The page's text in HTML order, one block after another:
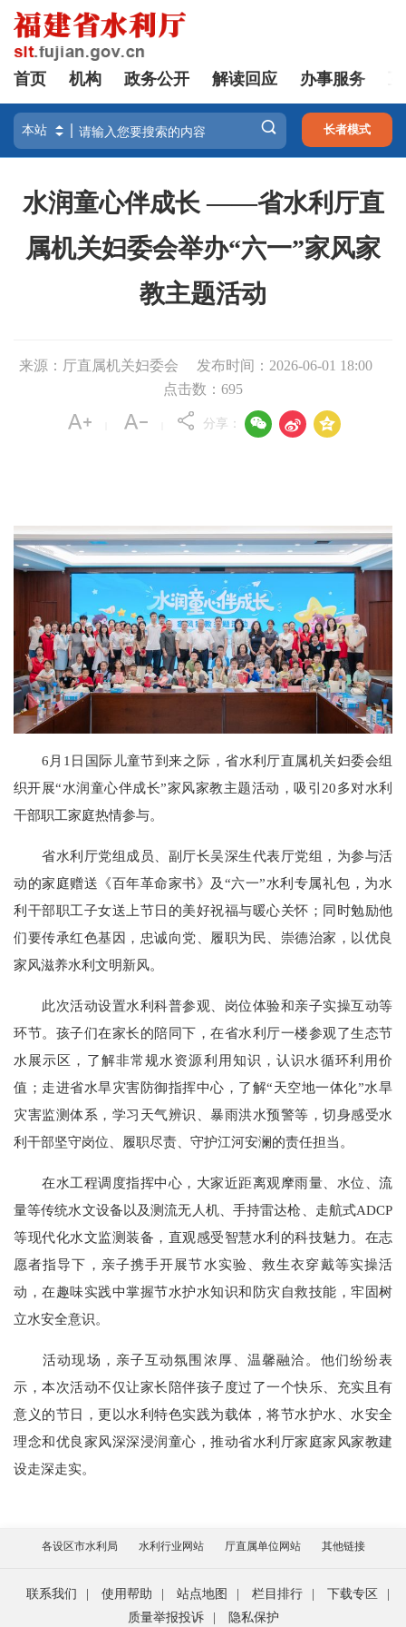
首页 机构 政务公开 解读回应 办事服务
 长者模式
水润童心伴成长 ——省水利厅直
属机关妇委会举办“六一”家风家
教主题活动
来源：厅直属机关妇委会
发布时间：2026-06-01 18:00
点击数： 695
分享：   
6月1日国际儿童节到来之际，省水利厅直属机关妇委会组
织开展“水润童心伴成长”家风家教主题活动，吸引20多对水利
干部职工家庭热情参与。
省水利厅党组成员、副厅长吴深生代表厅党组，为参与活
动的家庭赠送《百年革命家书》及“六一”水利专属礼包，为水
利干部职工子女送上节日的美好祝福与暖心关怀；同时勉励他
们要传承红色基因，忠诚向党、履职为民、崇德治家，以优良
家风滋养水利文明新风。
此次活动设置水利科普参观、岗位体验和亲子实操互动等
环节。孩子们在家长的陪同下，在省水利厅一楼参观了生态节
水展示区，了解非常规水资源利用知识，认识水循环利用价
值；走进省水旱灾害防御指挥中心，了解“天空地一体化”水旱
灾害监测体系，学习天气辨识、暴雨洪水预警等，切身感受水
利干部坚守岗位、履职尽责、守护江河安澜的责任担当。
在水工程调度指挥中心，大家近距离观摩雨量、水位、流
量等传统水文设备以及测流无人机、手持雷达枪、走航式ADCP
等现代化水文监测装备，直观感受智慧水利的科技魅力。在志
愿者指导下，亲子携手开展节水实验、救生衣穿戴等实操活
动，在趣味实践中掌握节水护水知识和防灾自救技能，牢固树
立水安全意识。
活动现场，亲子互动氛围浓厚、温馨融洽。他们纷纷表
示，本次活动不仅让家长陪伴孩子度过了一个快乐、充实且有
意义的节日，更以水利特色实践为载体，将节水护水、水安全
理念和优良家风深深浸润童心，推动省水利厅家庭家风家教建
设走深走实。
各设区市水利局 水利行业网站 厅直属单位网站 其他链接
联系我们 | 使用帮助 | 站点地图 | 栏目排行 | 下载专区
|
质量举报投诉
| 隐私保护